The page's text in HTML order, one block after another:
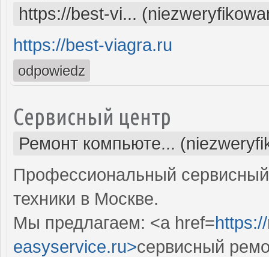
https://best-vi...
https://best-viagra.ru
odpowiedz
Сервисный центр
Ремонт компьюте...
Профессиональный
техники в Москве.
Мы предлагаем: <a href=
easyservice.ru>сервисный